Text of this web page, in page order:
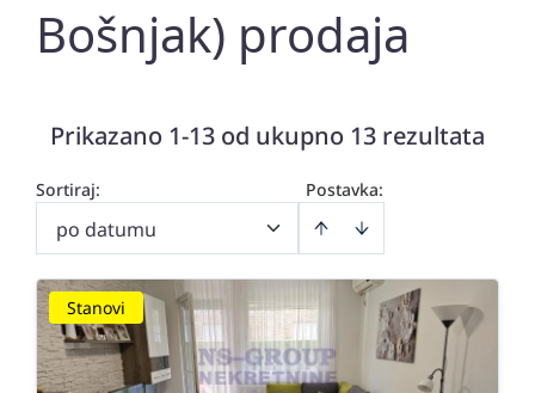
Bošnjak) prodaja
Prikazano 1-13 od ukupno 13 rezultata
Postavka:
Sortiraj:
po datumu
Stanovi